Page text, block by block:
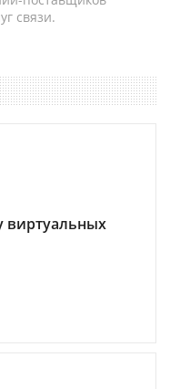
связи.
виртуальных